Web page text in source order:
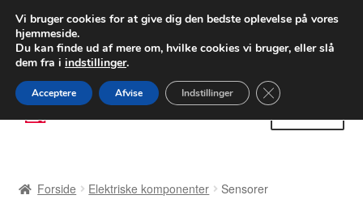
LEVERING fra 55 kr.
FEDEX verdensomspændende forsendelse
80 82 72 02
Spring
til
Spring
til
Betalinger
Forside Elektriske komponenter Sensorer
Vi bruger cookies for at give dig den bedste oplevelse på vores
hjemmeside.
Du kan finde ud af mere om, hvilke cookies vi bruger, eller slå
dem fra i indstillinger.
Acceptere Afvise Indstillinger Close GDPR